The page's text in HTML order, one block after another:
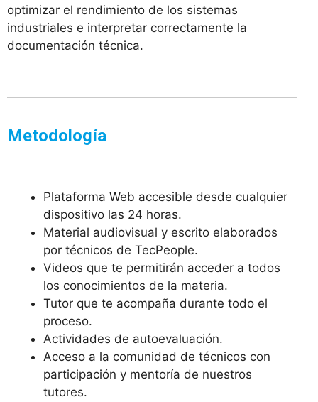
optimizar el rendimiento de los sistemas
industriales e interpretar correctamente la
documentación técnica.
Metodología
Plataforma Web accesible desde cualquier
dispositivo las 24 horas.
Material audiovisual y escrito elaborados
por técnicos de TecPeople.
Videos que te permitirán acceder a todos
los conocimientos de la materia.
Tutor que te acompaña durante todo el
proceso.
Actividades de autoevaluación.
Acceso a la comunidad de técnicos con
participación y mentoría de nuestros
tutores.